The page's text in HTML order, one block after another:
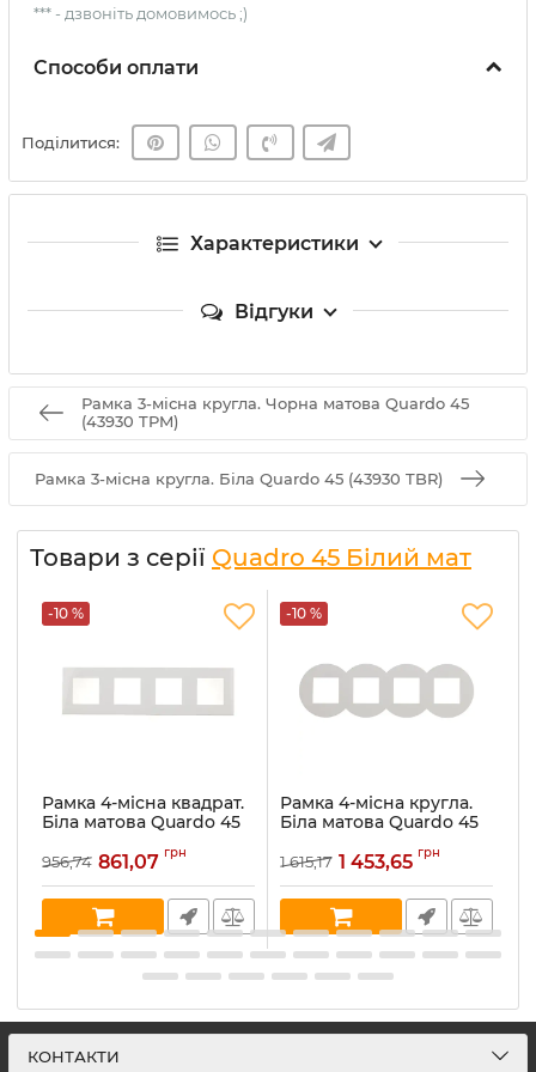
*** - дзвоніть домовимось ;)
Способи оплати
Поділитися:
Характеристики
Відгуки
Рамка 3-місна кругла. Чорна матова Quardo 45
(43930 TPM)
Рамка 3-місна кругла. Біла Quardo 45 (43930 TBR)
Товари з серії Quadro 45 Білий мат
-10 %
Рамка 4-місна квадрат.
Біла матова Quardo 45
Артикул:45940 TBM
В наявності:12
956,74 861,07 грн
-10 %
Рамка 4-місна кругла.
Біла матова Quardo 45
Артикул:
43940 TBM
В наявності:28
1 615,17 1 453,65 грн
КОНТАКТИ